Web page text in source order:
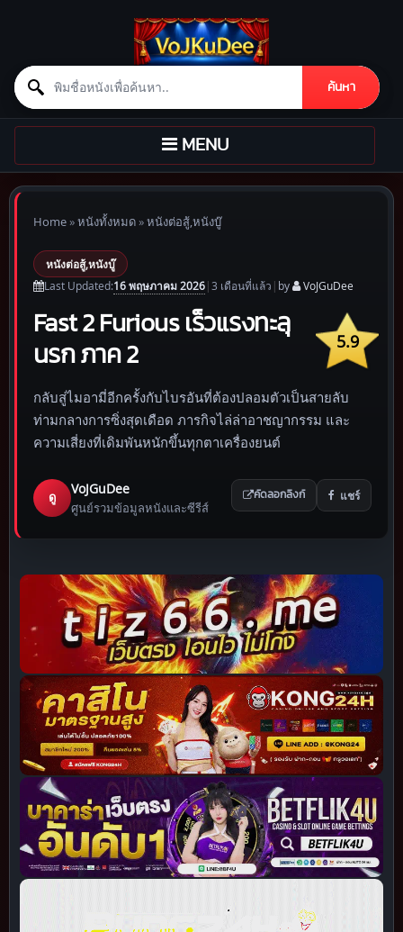
Search for:
ค้นหา
Skip to content
TOGGLE
NAVIGATION
MENU
Home»หนังทั้งหมด»หนังต่อสู้,หนังบู๊
หนังต่อสู้,หนังบู๊
Last Updated:16 พฤษภาคม 2026|3 เดือนที่แล้ว | by VoJGuDee
5.9
Fast 2 Furious เร็วแรงทะลุ
นรก ภาค 2
กลับสู่ไมอามี่อีกครั้งกับไบรอันที่ต้องปลอมตัวเป็นสายลับ
ท่ามกลางการซิ่งสุดเดือด ภารกิจไล่ล่าอาชญากรรม และ
ความเสี่ยงที่เดิมพันหนักขึ้นทุกตาเครื่องยนต์
ดู
VoJGuDee
ศูนย์รวมข้อมูลหนังและซีรีส์
คัดลอกลิงก์ แชร์